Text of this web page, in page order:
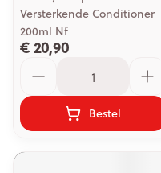
Versterkende Conditioner
200ml Nf
€ 20,90
Bestel